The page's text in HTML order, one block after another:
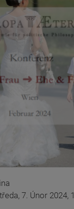
7. Únor 2024,